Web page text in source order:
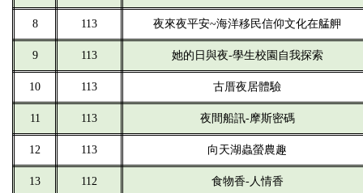
8 113 夜來夜平安~海洋移民信仰文化在艋舺
9 113 她的日與夜-學生校園自我探索
10 113 古厝夜居體驗
11 113 夜間船訊-摩斯密碼
12 113 向天湖蟲螢農趣
13 112 食物香-人情香